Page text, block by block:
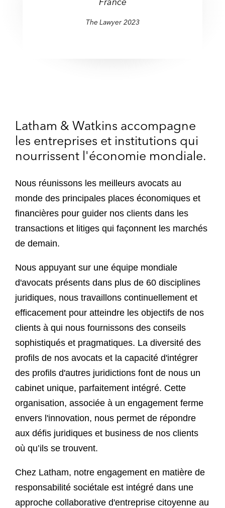
The Lawyer 2023
Latham & Watkins accompagne
les entreprises et institutions qui
nourrissent l'économie mondiale.
Nous réunissons les meilleurs avocats au
monde des principales places économiques et
financières pour guider nos clients dans les
transactions et litiges qui façonnent les marchés
de demain.
Nous appuyant sur une équipe mondiale
d'avocats présents dans plus de 60 disciplines
juridiques, nous travaillons continuellement et
efficacement pour atteindre les objectifs de nos
clients à qui nous fournissons des conseils
sophistiqués et pragmatiques. La diversité des
profils de nos avocats et la capacité d'intégrer
des profils d'autres juridictions font de nous un
cabinet unique, parfaitement intégré. Cette
organisation, associée à un engagement ferme
envers l'innovation, nous permet de répondre
aux défis juridiques et business de nos clients
où qu’ils se trouvent.
Chez Latham, notre engagement en matière de
responsabilité sociétale est intégré dans une
approche collaborative d'entreprise citoyenne au